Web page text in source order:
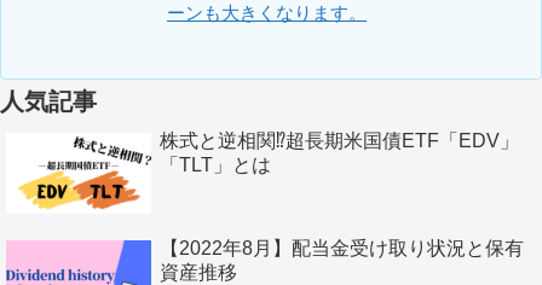
ーンも大きくなります。
人気記事
株式と逆相関⁉超長期米国債ETF「EDV」
「TLT」とは
【2022年8月】配当金受け取り状況と保有
資産推移